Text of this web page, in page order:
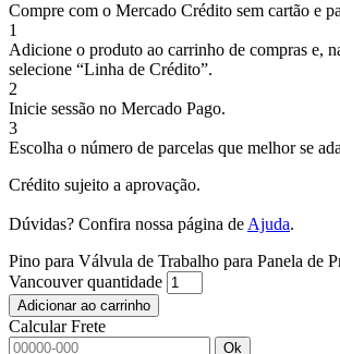
Compre com o Mercado Crédito sem cartão e
1
Adicione o produto ao carrinho de compras e,
selecione “Linha de Crédito”.
2
Inicie sessão no Mercado Pago.
3
Escolha o número de parcelas que melhor se
Crédito sujeito a aprovação.
Dúvidas? Confira nossa página deAjuda.
Pino para Válvula de Trabalho para Panela de
Vancouver quantidade
Adicionar ao carrinho
Calcular Frete
Ok